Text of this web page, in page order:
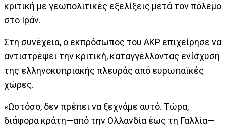
κριτική με γεωπολιτικές εξελίξεις μετά τον πόλεμο
στο Ιράν.
Στη συνέχεια, ο εκπρόσωπος του ΑΚΡ επιχείρησε να
αντιστρέψει την κριτική, καταγγέλλοντας ενίσχυση
της ελληνοκυπριακής πλευράς από ευρωπαϊκές
χώρες.
«Ωστόσο, δεν πρέπει να ξεχνάμε αυτό. Τώρα,
διάφορα κράτη—από την Ολλανδία έως τη Γαλλία—